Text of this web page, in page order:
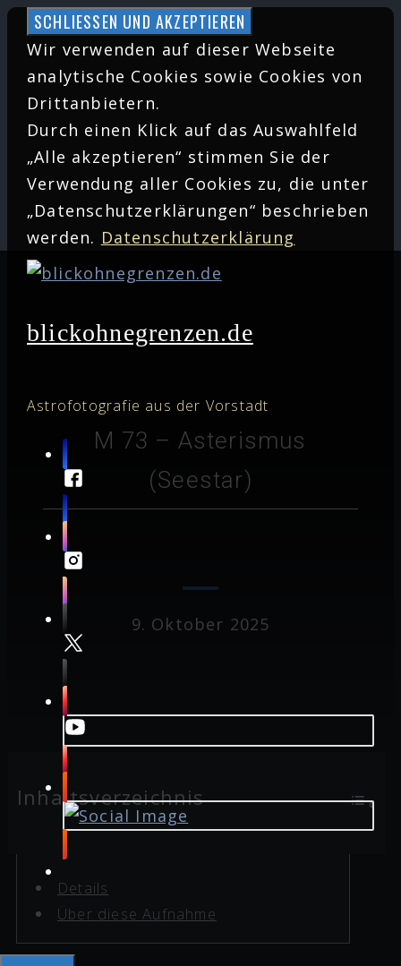
Zum
Inhalt
springen
Wir verwenden auf dieser Webseite
analytische Cookies sowie Cookies von
Drittanbietern.
Durch einen Klick auf das Auswahlfeld
„Alle akzeptieren“ stimmen Sie der
Verwendung aller Cookies zu, die unter
„Datenschutzerklärungen“ beschrieben
werden. Datenschutzerklärung
blickohnegrenzen.de
Astrofotografie aus der Vorstadt
M 73 – Asterismus
(Seestar)
9. Oktober 2025
Inhaltsverzeichnis
Details
Über diese Aufnahme